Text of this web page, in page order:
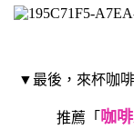
▼最後，來杯咖
推薦「 咖